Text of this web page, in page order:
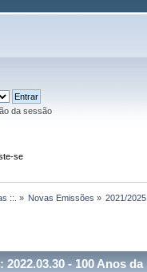
da sessão
se
::. » Novas Emissões » 2021/2025
2022.03.30 - 100 Anos